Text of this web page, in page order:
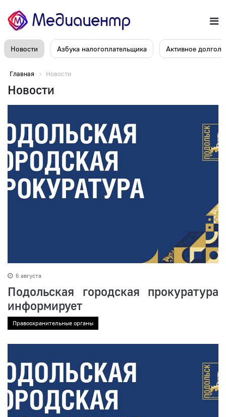
Новости Азбука налогоплательщика Активное
Главная Новости
Новости
6 августа
Подольская городская прокуратура
информирует
Правоохранительные органы